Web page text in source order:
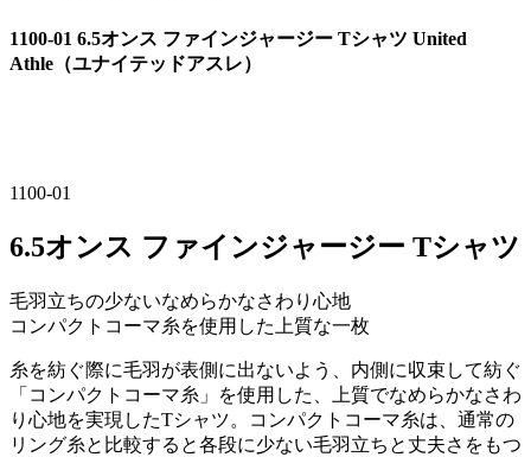
1100-01 6.5オンス ファインジャージー Tシャツ United
Athle（ユナイテッドアスレ）
1100-01
6.5オンス ファインジャージー Tシャツ
毛羽立ちの少ないなめらかなさわり心地
コンパクトコーマ糸を使用した上質な一枚
糸を紡ぐ際に毛羽が表側に出ないよう、内側に収束して紡ぐ
「コンパクトコーマ糸」を使用した、上質でなめらかなさわ
り心地を実現したTシャツ。コンパクトコーマ糸は、通常の
リング糸と比較すると各段に少ない毛羽立ちと丈夫さをもつ